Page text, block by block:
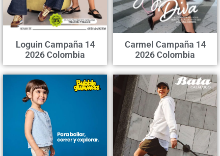
Loguin Campaña 14
2026 Colombia
Carmel Campaña 14
2026 Colombia